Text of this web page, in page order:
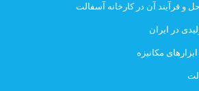
در تبریز
تبریز قیمت بهترین ایزوگام
و فرآیند آن در کارخانه آسفالت
در ایران
مکانیزه